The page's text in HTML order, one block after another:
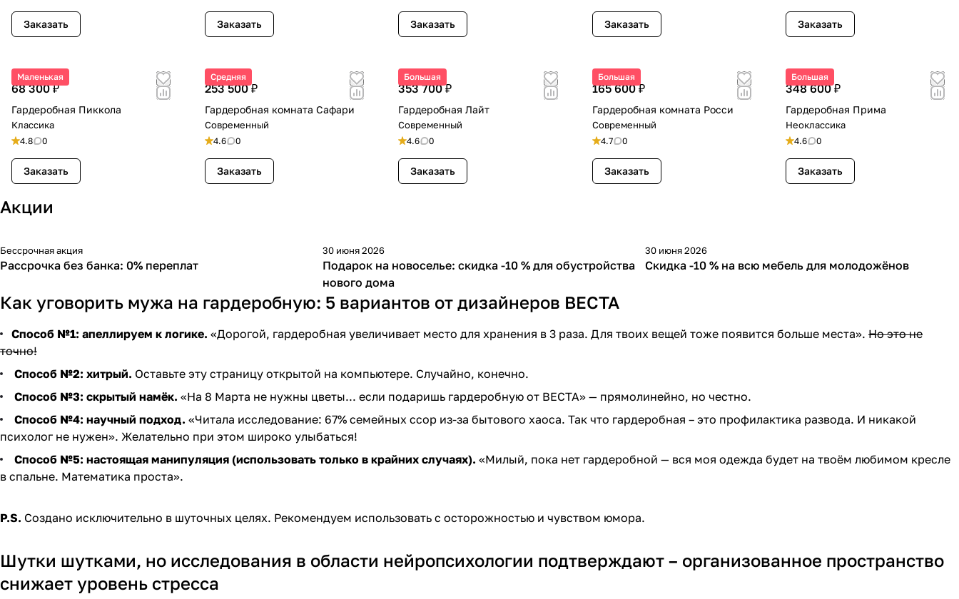
Заказать Заказать Заказать Заказать Заказать
Маленькая
68 300 ₽
Гардеробная Пиккола
Классика
4.8 0
Заказать
Средняя
253 500 ₽
Гардеробная комната Сафари
Современный
4.6 0
Заказать
Большая
353 700 ₽
Гардеробная Лайт
Современный
4.6 0
Заказать
Большая
165 600 ₽
Гардеробная комната Росси
Современный
4.7 0
Заказать
Большая
348 600 ₽
Гардеробная Прима
Неоклассика
4.6 0
Заказать
Акции
Бессрочная акция
Рассрочка без банка: 0% переплат
-10 %
30 июня 2026
Подарок на новоселье: скидка -10 % для обустройства
нового дома
-10 %
30 июня 2026
Скидка -10 % на всю мебель для молодожёнов
Как уговорить мужа на гардеробную: 5 вариантов от дизайнеров ВЕСТА
Способ №1: апеллируем к логике. «Дорогой, гардеробная увеличивает место для хранения в 3 раза. Для твоих вещей тоже появится больше места». Но это не
точно!
Способ №2: хитрый. Оставьте эту страницу открытой на компьютере. Случайно, конечно.
Способ №3: скрытый намёк. «На 8 Марта не нужны цветы... если подаришь гардеробную от ВЕСТА» — прямолинейно, но честно.
Способ №4: научный подход. «Читала исследование: 67% семейных ссор из-за бытового хаоса. Так что гардеробная – это профилактика развода. И никакой
психолог не нужен». Желательно при этом широко улыбаться!
Способ №5: настоящая манипуляция (использовать только в крайних случаях). «Милый, пока нет гардеробной — вся моя одежда будет на твоём любимом кресле
в спальне. Математика проста».
P.S. Создано исключительно в шуточных целях. Рекомендуем использовать с осторожностью и чувством юмора.
Шутки шутками, но исследования в области нейропсихологии подтверждают – организованное пространство
снижает уровень стресса